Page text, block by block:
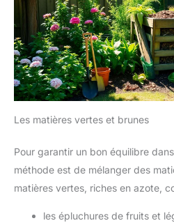
Les matières vertes et brunes
Pour garantir un bon équilibre
méthode est de mélanger des
matières vertes, riches en azote,
les épluchures de fruits et